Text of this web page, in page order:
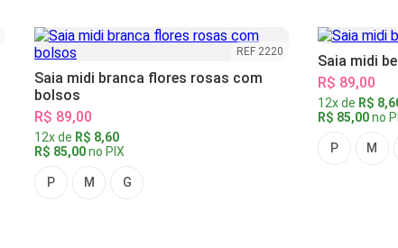
REF 2220
Saia midi branca flores rosas com
bolsos
R$ 89,00
12x de R$ 8,60
R$ 85,00no PIX
P M G
Saia midi
R$ 89,00
12x de R$
R$ 85,00no
P M